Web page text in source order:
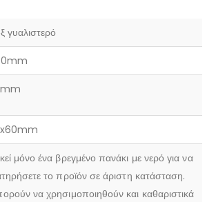
γυαλιστερό
μόνο ένα βρεγμένο πανάκι με νερό για να
το προϊόν σε άριστη κατάσταση.
να χρησιμοποιηθούν και καθαριστικά